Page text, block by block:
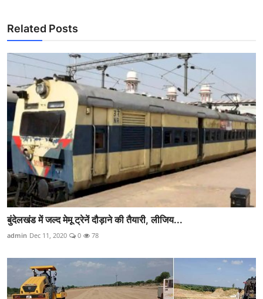
Related Posts
बुंदेलखंड में जल्द मेमू ट्रेनें दौड़ाने की तैयारी, लीजिय...
admin Dec 11, 2020 0 78